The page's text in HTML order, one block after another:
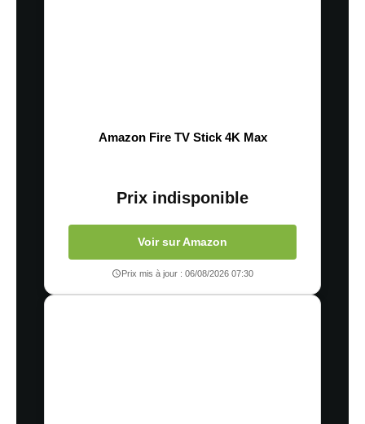
Amazon Fire TV Stick 4K Max
Prix indisponible
Voir sur Amazon
Prix mis à jour : 06/08/2026 07:30